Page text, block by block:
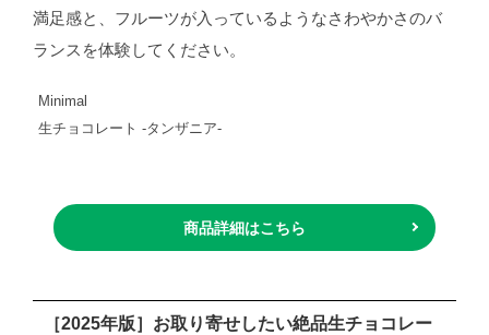
満足感と、フルーツが入っているようなさわやかさのバ
ランスを体験してください。
Minimal
生チョコレート -タンザニア-
商品詳細はこちら
［2025年版］お取り寄せしたい絶品生チョコレー